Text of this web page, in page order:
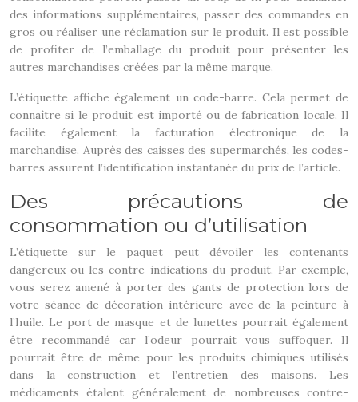
des informations supplémentaires, passer des commandes en
gros ou réaliser une réclamation sur le produit. Il est possible
de profiter de l’emballage du produit pour présenter les
autres marchandises créées par la même marque.
L’étiquette affiche également un code-barre. Cela permet de
connaître si le produit est importé ou de fabrication locale. Il
facilite également la facturation électronique de la
marchandise. Auprès des caisses des supermarchés, les codes-
barres assurent l’identification instantanée du prix de l’article.
Des précautions de
consommation ou d’utilisation
L’étiquette sur le paquet peut dévoiler les contenants
dangereux ou les contre-indications du produit. Par exemple,
vous serez amené à porter des gants de protection lors de
votre séance de décoration intérieure avec de la peinture à
l’huile. Le port de masque et de lunettes pourrait également
être recommandé car l’odeur pourrait vous suffoquer. Il
pourrait être de même pour les produits chimiques utilisés
dans la construction et l’entretien des maisons. Les
médicaments étalent généralement de nombreuses contre-